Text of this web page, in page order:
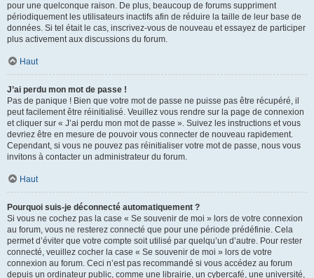
pour une quelconque raison. De plus, beaucoup de forums suppriment
périodiquement les utilisateurs inactifs afin de réduire la taille de leur base de
données. Si tel était le cas, inscrivez-vous de nouveau et essayez de participer
plus activement aux discussions du forum.
Haut
J’ai perdu mon mot de passe !
Pas de panique ! Bien que votre mot de passe ne puisse pas être récupéré, il
peut facilement être réinitialisé. Veuillez vous rendre sur la page de connexion
et cliquer sur « J’ai perdu mon mot de passe ». Suivez les instructions et vous
devriez être en mesure de pouvoir vous connecter de nouveau rapidement.
Cependant, si vous ne pouvez pas réinitialiser votre mot de passe, nous vous
invitons à contacter un administrateur du forum.
Haut
Pourquoi suis-je déconnecté automatiquement ?
Si vous ne cochez pas la case « Se souvenir de moi » lors de votre connexion
au forum, vous ne resterez connecté que pour une période prédéfinie. Cela
permet d’éviter que votre compte soit utilisé par quelqu’un d’autre. Pour rester
connecté, veuillez cocher la case « Se souvenir de moi » lors de votre
connexion au forum. Ceci n’est pas recommandé si vous accédez au forum
depuis un ordinateur public, comme une librairie, un cybercafé, une université,